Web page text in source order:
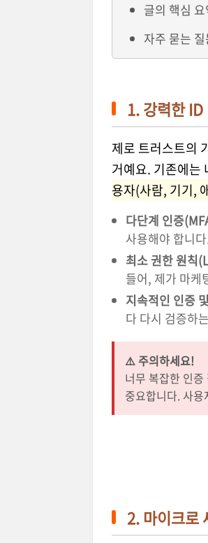
글의 핵심
자주 묻는 질
1. 강력한
제로 트러스트의
거예요. 기존에는
용자(사람, 기기,
다단계 인증
사용해야 합니
최소 권한 원칙
들어, 제가 마케
지속적인 인증
다 다시 검증하
⚠️ 주의하세요!
너무 복잡한 인
중요합니다. 사
2. 마이크로